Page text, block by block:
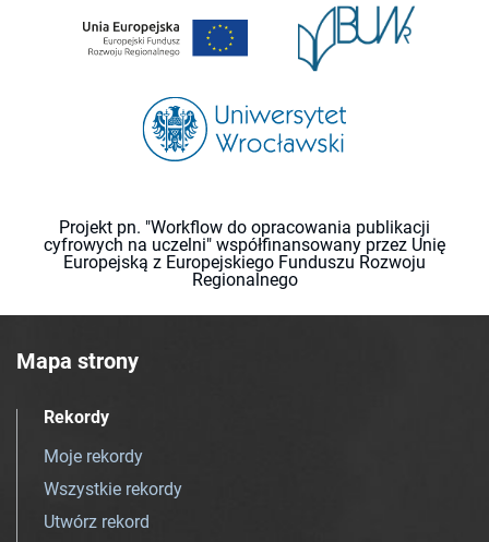
Projekt pn. "Workflow do opracowania publikacji
cyfrowych na uczelni" współfinansowany przez Unię
Europejską z Europejskiego Funduszu Rozwoju
Regionalnego
Mapa strony
Rekordy
Moje rekordy
Wszystkie rekordy
Utwórz rekord